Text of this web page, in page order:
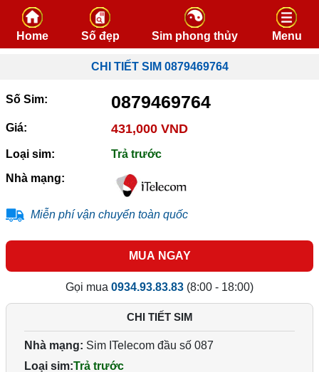
Skip to content
Home Số đẹp Sim phong thủy Menu
CHI TIẾT SIM 0879469764
Số Sim: 0879469764
Giá: 431,000 VND
Loại sim:
Trả trước
Nhà mạng:
Miễn phí vận chuyển toàn quốc
MUA NGAY
Gọi mua 0934.93.83.83 (8:00 - 18:00)
CHI TIẾT SIM
Nhà mạng: Sim ITelecom đầu số 087
Loại sim:Trả trước